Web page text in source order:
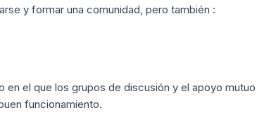
y formar una comunidad, pero también :
en el que los grupos de discusión y el apoyo mutuo
funcionamiento.